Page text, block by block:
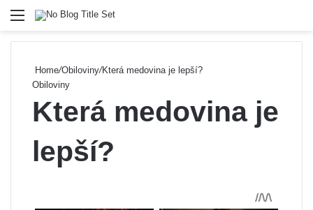
Menu
Home/Obiloviny/Která medovina je lepší?
Obiloviny
Která medovina je
lepší?